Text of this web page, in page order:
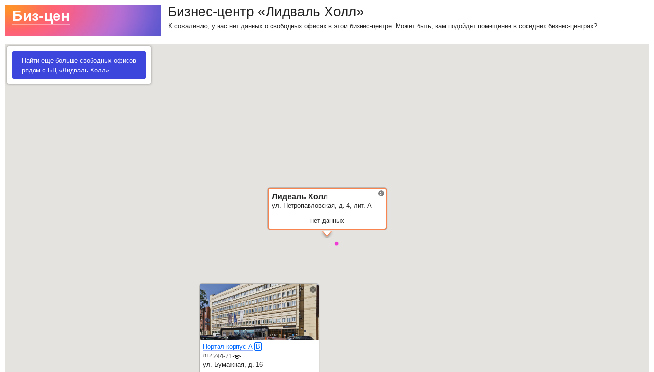
Биз-цен Бизнес-центр «Лидваль Холл»
К сожалению, у нас нет данных о свободных офисах в этом бизнес-центре. Может быть, вам подойдет помещение в соседних бизнес-центрах?
Лидваль Холл
ул. Петропавловская, д. 4, лит. А
нет данных
Портал корпус А B
812 244-71-32
ул. Бумажная, д. 16
Найти еще больше свободных офисов
рядом с БЦ «Лидваль Холл»